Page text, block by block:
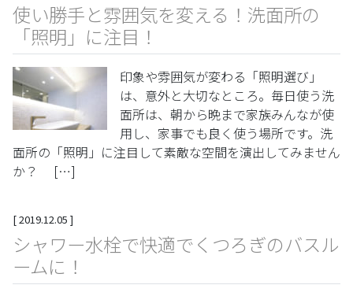
使い勝手と雰囲気を変える！洗面所の
「照明」に注目！
印象や雰囲気が変わる「照明選び」
は、意外と大切なところ。毎日使う洗
面所は、朝から晩まで家族みんなが使
用し、家事でも良く使う場所です。洗
面所の「照明」に注目して素敵な空間を演出してみません
か？ […]
[2019.12.05 ]
シャワー水栓で快適でくつろぎのバスル
ームに！